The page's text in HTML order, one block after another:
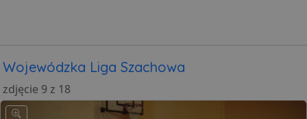
Wojewódzka Liga Szachowa
zdjęcie 9 z 18